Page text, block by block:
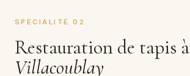
SPÉCIALITÉ 02
Restauration de tapis à
Villacoublay